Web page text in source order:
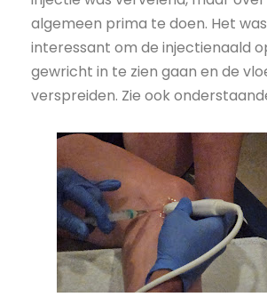
algemeen prima te doen. Het
interessant om de injectienaald
gewricht in te zien gaan en de
verspreiden. Zie ook